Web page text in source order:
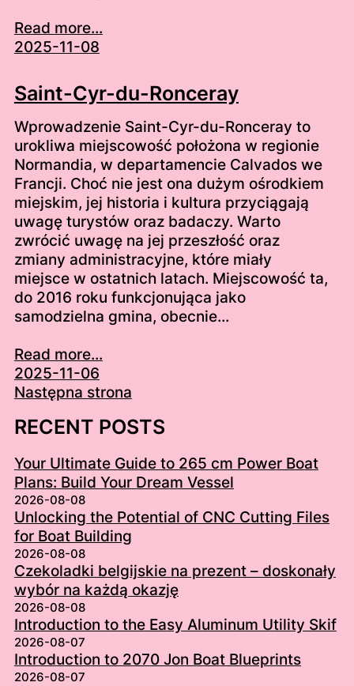
Read more...
2025-11-08
Saint-Cyr-du-Ronceray
Wprowadzenie Saint-Cyr-du-Ronceray to
urokliwa miejscowość położona w regionie
Normandia, w departamencie Calvados we
Francji. Choć nie jest ona dużym ośrodkiem
miejskim, jej historia i kultura przyciągają
uwagę turystów oraz badaczy. Warto
zwrócić uwagę na jej przeszłość oraz
zmiany administracyjne, które miały
miejsce w ostatnich latach. Miejscowość ta,
do 2016 roku funkcjonująca jako
samodzielna gmina, obecnie…
Read more...
2025-11-06
Następna strona
RECENT POSTS
Your Ultimate Guide to 265 cm Power Boat
Plans: Build Your Dream Vessel
2026-08-08
Unlocking the Potential of CNC Cutting Files
for Boat Building
2026-08-08
Czekoladki belgijskie na prezent – doskonały
wybór na każdą okazję
2026-08-08
Introduction to the Easy Aluminum Utility Skif
2026-08-07
Introduction to 2070 Jon Boat Blueprints
2026-08-07